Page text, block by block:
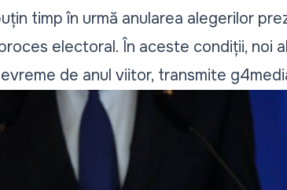
timp în urmă anularea alegerilor
electoral. În aceste condiții, noi
de anul viitor, transmite